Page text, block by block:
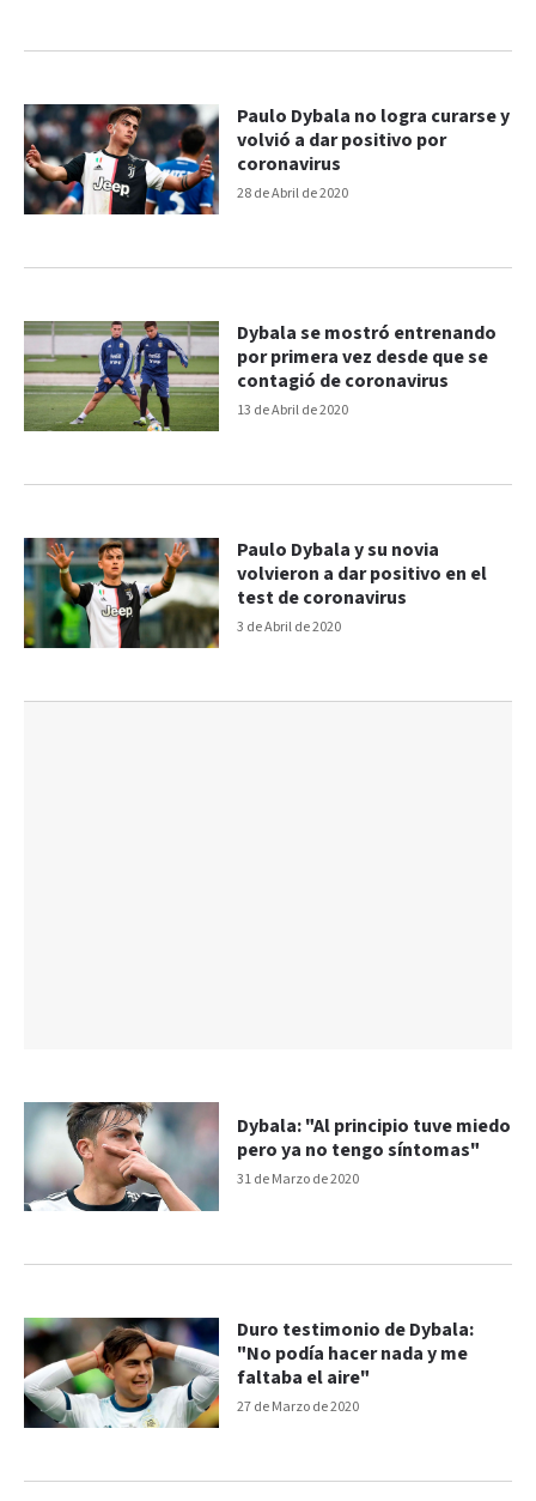
28 de Abril de 2020
Paulo Dybala no logra curarse y
volvió a dar positivo por
coronavirus
13 de Abril de 2020
Dybala se mostró entrenando
por primera vez desde que se
contagió de coronavirus
3 de Abril de 2020
Paulo Dybala y su novia
volvieron a dar positivo en el
test de coronavirus
31 de Marzo de 2020
Dybala: "Al principio tuve miedo
pero ya no tengo síntomas"
27 de Marzo de 2020
Duro testimonio de Dybala:
"No podía hacer nada y me
faltaba el aire"